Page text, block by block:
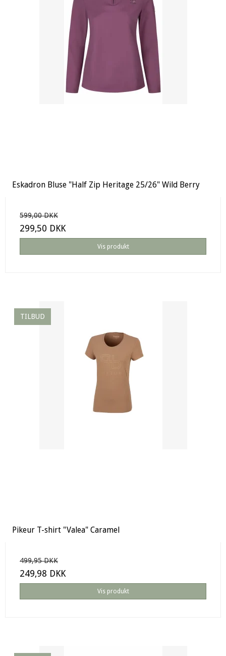
Eskadron Bluse "Half Zip Heritage 25/26" Wild Berry
599,00 DKK
299,50 DKK
Vis produkt
TILBUD
Pikeur T-shirt "Valea" Caramel
499,95 DKK
249,98 DKK
Vis produkt